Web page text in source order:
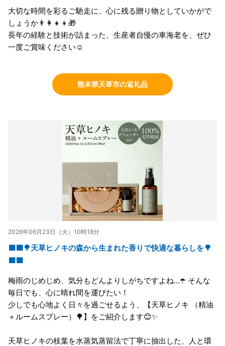
大切な時間を彩るご馳走に、心に残る贈り物としていかがで
しょうか👨‍👩‍👧‍👦🎁
長年の経験と技術が詰まった、生産者自慢の車海老を、ぜひ
一度ご賞味ください☺️
熊本県天草市の返礼品
2026年06月23日（火）10時18分
🟩🟩🌳天草ヒノキの森から生まれた香りで快適な暮らしを🌳
🟩🟩
梅雨のじめじめ、気分もどんよりしがちですよね…☂️ そんな
毎日でも、心に晴れ間を運びたい！
少しでも心地よく日々を過ごせるよう、【天草ヒノキ （精油
＋ルームスプレー）🌳】をご紹介します😊✨
天草ヒノキの枝葉を水蒸気蒸留法で丁寧に抽出した、人と環